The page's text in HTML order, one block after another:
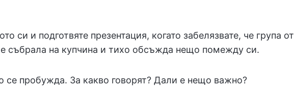
си и подготвяте презентация, когато забелязвате, че група от
събрала на купчина и тихо обсъжда нещо помежду си.
се пробужда. За какво говорят? Дали е нещо важно?